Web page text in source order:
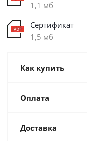
1,1 мб
Сертификат
1,5 мб
Как купить
Оплата
Доставка